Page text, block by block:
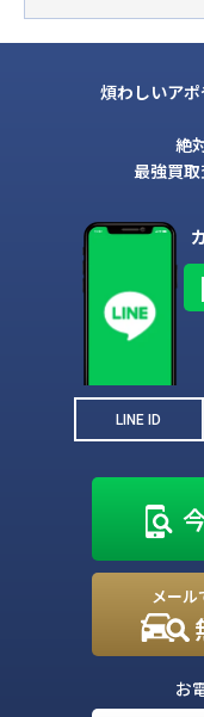
煩わしいア
絶
最強買
LINE ID
メール
お